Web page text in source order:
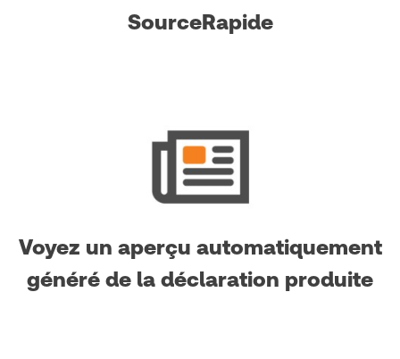
SourceRapide
Voyez un aperçu automatiquement
généré de la déclaration produite